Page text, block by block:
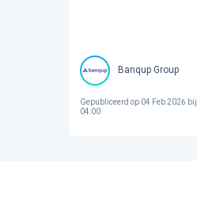
Banqup Group
Gepubliceerd op04 Feb 2026 bij
04:00